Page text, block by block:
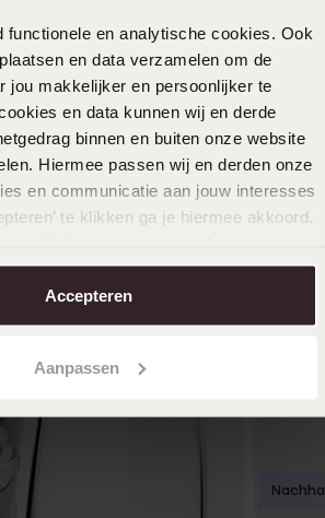
functionele en analytische cookies. Ook
en data verzamelen om de
jou makkelijker en persoonlijker te
en data kunnen wij en derde
binnen en buiten onze website
Hiermee passen wij en derden onze
en communicatie aan jouw interesses
te klikken ga je hiermee akkoord.
.
Accepteren
Aanpassen
auch